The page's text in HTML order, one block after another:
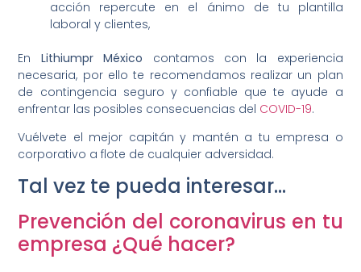
acción repercute en el ánimo de tu plantilla
laboral y clientes,
En Lithiumpr México contamos con la experiencia
necesaria, por ello te recomendamos realizar un plan
de contingencia seguro y confiable que te ayude a
enfrentar las posibles consecuencias del COVID-19.
Vuélvete el mejor capitán y mantén a tu empresa o
corporativo a flote de cualquier adversidad.
Tal vez te pueda interesar…
Prevención del coronavirus en tu
empresa ¿Qué hacer?